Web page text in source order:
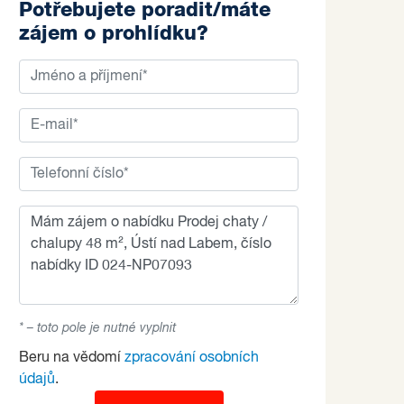
Potřebujete poradit/máte
zájem o prohlídku?
* – toto pole je nutné vyplnit
Beru na vědomí zpracování osobních
údajů.